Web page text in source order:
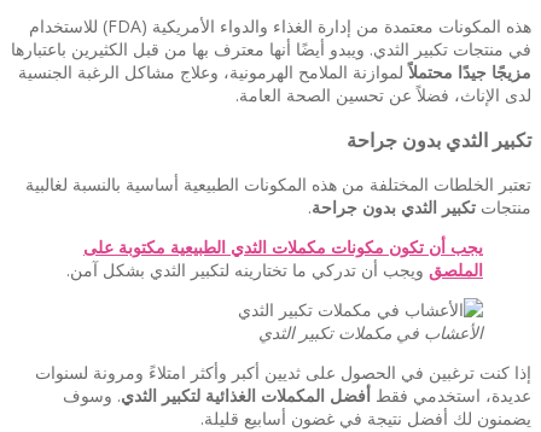
هذه المكونات معتمدة من إدارة الغذاء والدواء الأمريكية (FDA) للاستخدام
في منتجات تكبير الثدي. ويبدو أيضًا أنها معترف بها من قبل الكثيرين باعتبارها
مزيجًا جيدًا محتملاًلموازنة الملامح الهرمونية، وعلاج مشاكل الرغبة الجنسية
لدى الإناث، فضلاً عن تحسين الصحة العامة.
تكبير الثدي بدون جراحة
تعتبر الخلطات المختلفة من هذه المكونات الطبيعية أساسية بالنسبة لغالبية
منتجات تكبير الثدي بدون جراحة.
يجب أن تكون مكونات مكملات الثدي الطبيعية مكتوبة على
الملصق ويجب أن تدركي ما تختارينه لتكبير الثدي بشكل آمن.
الأعشاب في مكملات تكبير الثدي
إذا كنت ترغبين في الحصول على ثديين أكبر وأكثر امتلاءً ومرونة لسنوات
عديدة، استخدمي فقط أفضل المكملات الغذائية لتكبير الثدي. وسوف
يضمنون لك أفضل نتيجة في غضون أسابيع قليلة.